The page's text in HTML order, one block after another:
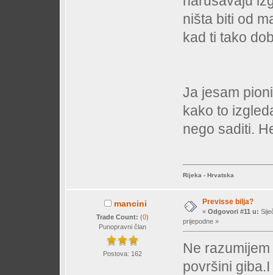
ništa biti od
kad ti tako
Ja jesam
kako to
nego saditi.
Rijeka - Hrvatska
mancini
Trade Count: (0)
Punopravni član
Postova: 162
Previsse bilja?
« Odgovori #11 u:
prijepodne »
Ne
površini